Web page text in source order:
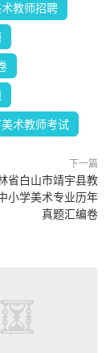
教师招聘
术教师考试
下一篇
省白山市靖宇县教
小学美术专业历年
真题汇编卷